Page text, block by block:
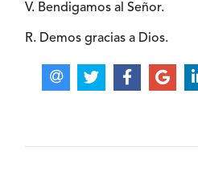
V. Bendigamos al Señor.
R. Demos gracias a Dios.